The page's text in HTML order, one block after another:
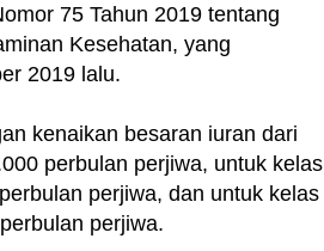
75 Tahun 2019 tentang
Kesehatan, yang
2019 lalu.
kenaikan besaran iuran dari
perbulan perjiwa, untuk kelas
perjiwa, dan untuk kelas
perjiwa.